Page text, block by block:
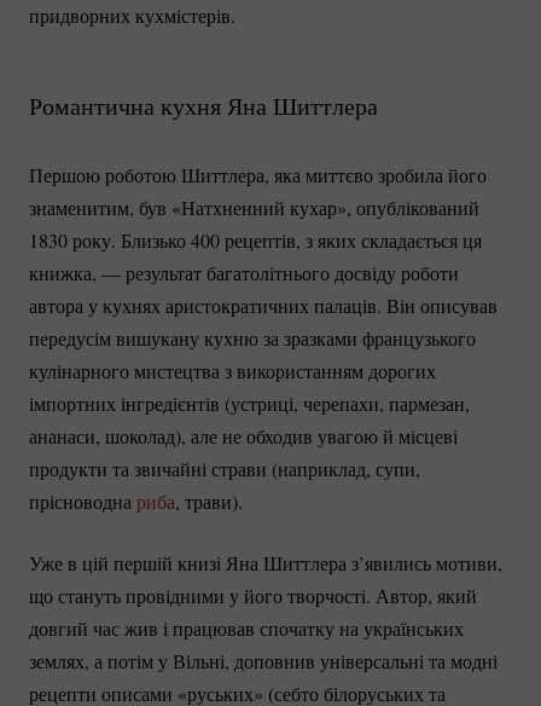
придворних кухмістерів.
Романтична кухня Яна Шиттлера
Першою роботою Шиттлера, яка миттєво зробила його
знаменитим, був «Натхненний кухар», опублікований
1830 року. Близько 400 рецептів, з яких складається ця
книжка, — результат багатолітнього досвіду роботи
автора у кухнях аристократичних палаців. Він описував
передусім вишукану кухню за зразками французького
кулінарного мистецтва з використанням дорогих
імпортних інгредієнтів (устриці, черепахи, пармезан,
ананаси, шоколад), але не обходив увагою й місцеві
продукти та звичайні страви (наприклад, супи,
прісноводна риба, трави).
Уже в цій першій книзі Яна Шиттлера з’явились мотиви,
що стануть провідними у його творчості. Автор, який
довгий час жив і працював спочатку на українських
землях, а потім у Вільні, доповнив універсальні та модні
рецепти описами «руських» (себто білоруських та